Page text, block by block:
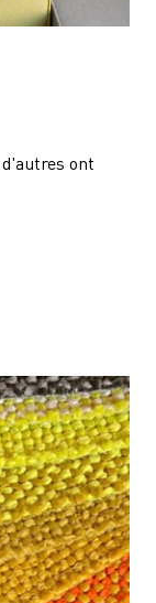
ont